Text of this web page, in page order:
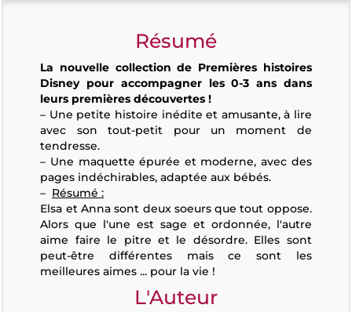
Résumé
La nouvelle collection de Premières histoires
Disney pour accompagner les 0-3 ans dans
leurs premières découvertes !
– Une petite histoire inédite et amusante, à lire
avec son tout-petit pour un moment de
tendresse.
– Une maquette épurée et moderne, avec des
pages indéchirables, adaptée aux bébés.
– Résumé :
Elsa et Anna sont deux soeurs que tout oppose.
Alors que l'une est sage et ordonnée, l'autre
aime faire le pitre et le désordre. Elles sont
peut-être différentes mais ce sont les
meilleures aimes ... pour la vie !
L'Auteur